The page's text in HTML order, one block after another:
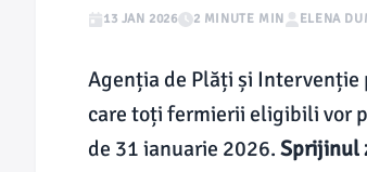
13 JAN 2026 2 MINUTE MIN ELENA
Agenția de Plăți și
care toți fermierii eligibili vor
de 31 ianuarie 2026. Sprijinul